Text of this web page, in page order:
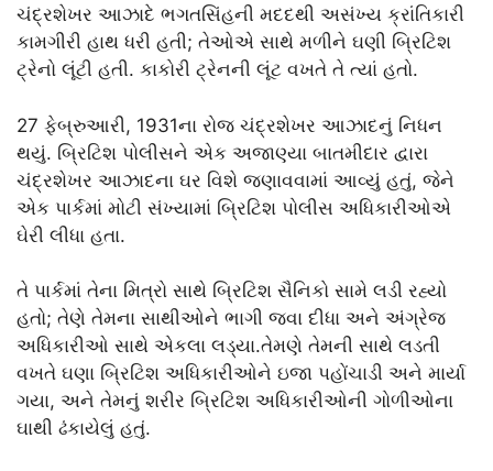
ચંદ્રશેખર આઝાદે ભગતસિંહની મદદથી અસંખ્ય ક્રાંતિકારી
કામગીરી હાથ ધરી હતી; તેઓએ સાથે મળીને ઘણી બ્રિટિશ
ટ્રેનો લૂંટી હતી. કાકોરી ટ્રેનની લૂંટ વખતે તે ત્યાં હતો.
27 ફેબ્રુઆરી, 1931ના રોજ ચંદ્રશેખર આઝાદનું નિધન
થયું. બ્રિટિશ પોલીસને એક અજાણ્યા બાતમીદાર દ્વારા
ચંદ્રશેખર આઝાદના ઘર વિશે જણાવવામાં આવ્યું હતું, જેને
એક પાર્કમાં મોટી સંખ્યામાં બ્રિટિશ પોલીસ અધિકારીઓએ
ઘેરી લીધા હતા.
તે પાર્કમાં તેના મિત્રો સાથે બ્રિટિશ સૈનિકો સામે લડી રહ્યો
હતો; તેણે તેમના સાથીઓને ભાગી જવા દીધા અને અંગ્રેજ
અધિકારીઓ સાથે એકલા લડ્યા.તેમણે તેમની સાથે લડતી
વખતે ઘણા બ્રિટિશ અધિકારીઓને ઇજા પહોંચાડી અને માર્યા
ગયા, અને તેમનું શરીર બ્રિટિશ અધિકારીઓની ગોળીઓના
ઘાથી ઢંકાયેલું હતું.